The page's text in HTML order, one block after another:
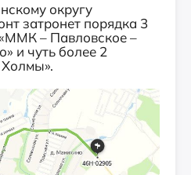
округу
затронет порядка 3
– Павловское –
и чуть более 2